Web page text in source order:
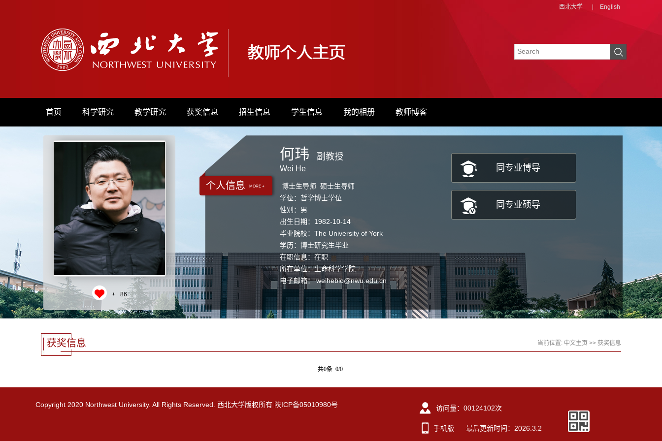
西北大学 English
首页 科学研究 教学研究 获奖信息 招生信息 学生信息 我的相册 教师博客
+ 86
个人信息 MORE +
何玮
Wei He
副教授
博士生导师 硕士生导师
学位：哲学博士学位
性别：男
出生日期：1982-10-14
毕业院校：The University of York
学历：博士研究生毕业
在职信息：在职
所在单位：生命科学学院
电子邮箱： weihebio@nwu.edu.cn
同专业博导
同专业硕导
获奖信息 当前位置: 中文主页 >> 获奖信息
共0条 0/0
Copyright 2020 Northwest University. All Rights Reserved. 西北大学版权所有 陕ICP备05010980号 访问量： 00124102次
手机版 最后更新时间： 2026 3 2